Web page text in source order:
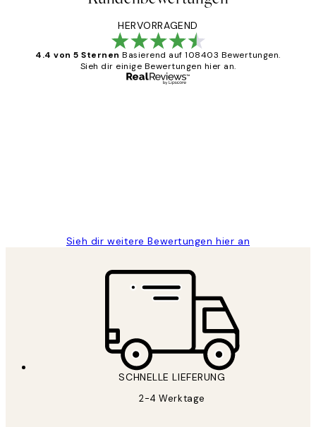
HERVORRAGEND
4.4 von 5 Sternen Basierend auf 108403 Bewertungen.
Sieh dir einige Bewertungen hier an.
Sieh dir weitere Bewertungen hier an
SCHNELLE LIEFERUNG
2-4 Werktage